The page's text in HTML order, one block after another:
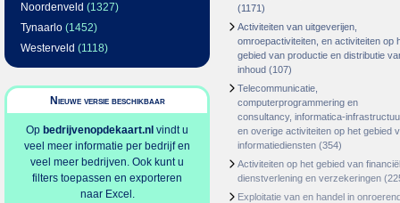
Noordenveld (1327)
Tynaarlo (1452)
Westerveld (1118)
Nieuwe versie beschikbaar
Op bedrijvenopdekaart.nl vindt u
veel meer informatie per bedrijf en
veel meer bedrijven. Ook kunt u
filters toepassen en exporteren
naar Excel.
(1171)
Activiteiten van uitgeverijen,
omroepactiviteiten, en activiteiten op
gebied van productie en distributie
inhoud (107)
Telecommunicatie,
computerprogrammering en
consultancy, informatica-
en overige activiteiten op het gebied
informatiediensten (354)
Activiteiten op het gebied van
dienstverlening en verzekeringen
Exploitatie van en handel in